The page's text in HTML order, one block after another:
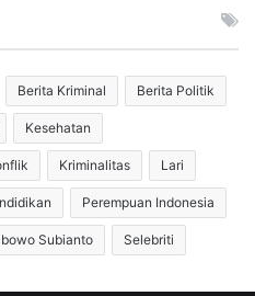
Berita Kriminal Berita Politik
Kesehatan
Kriminalitas Lari
Perempuan Indonesia
Subianto Selebriti